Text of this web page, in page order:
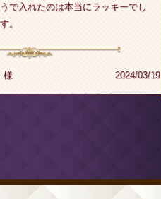
で入れたのは本当にラッキーでし
。
様 2024/03/19
星5個